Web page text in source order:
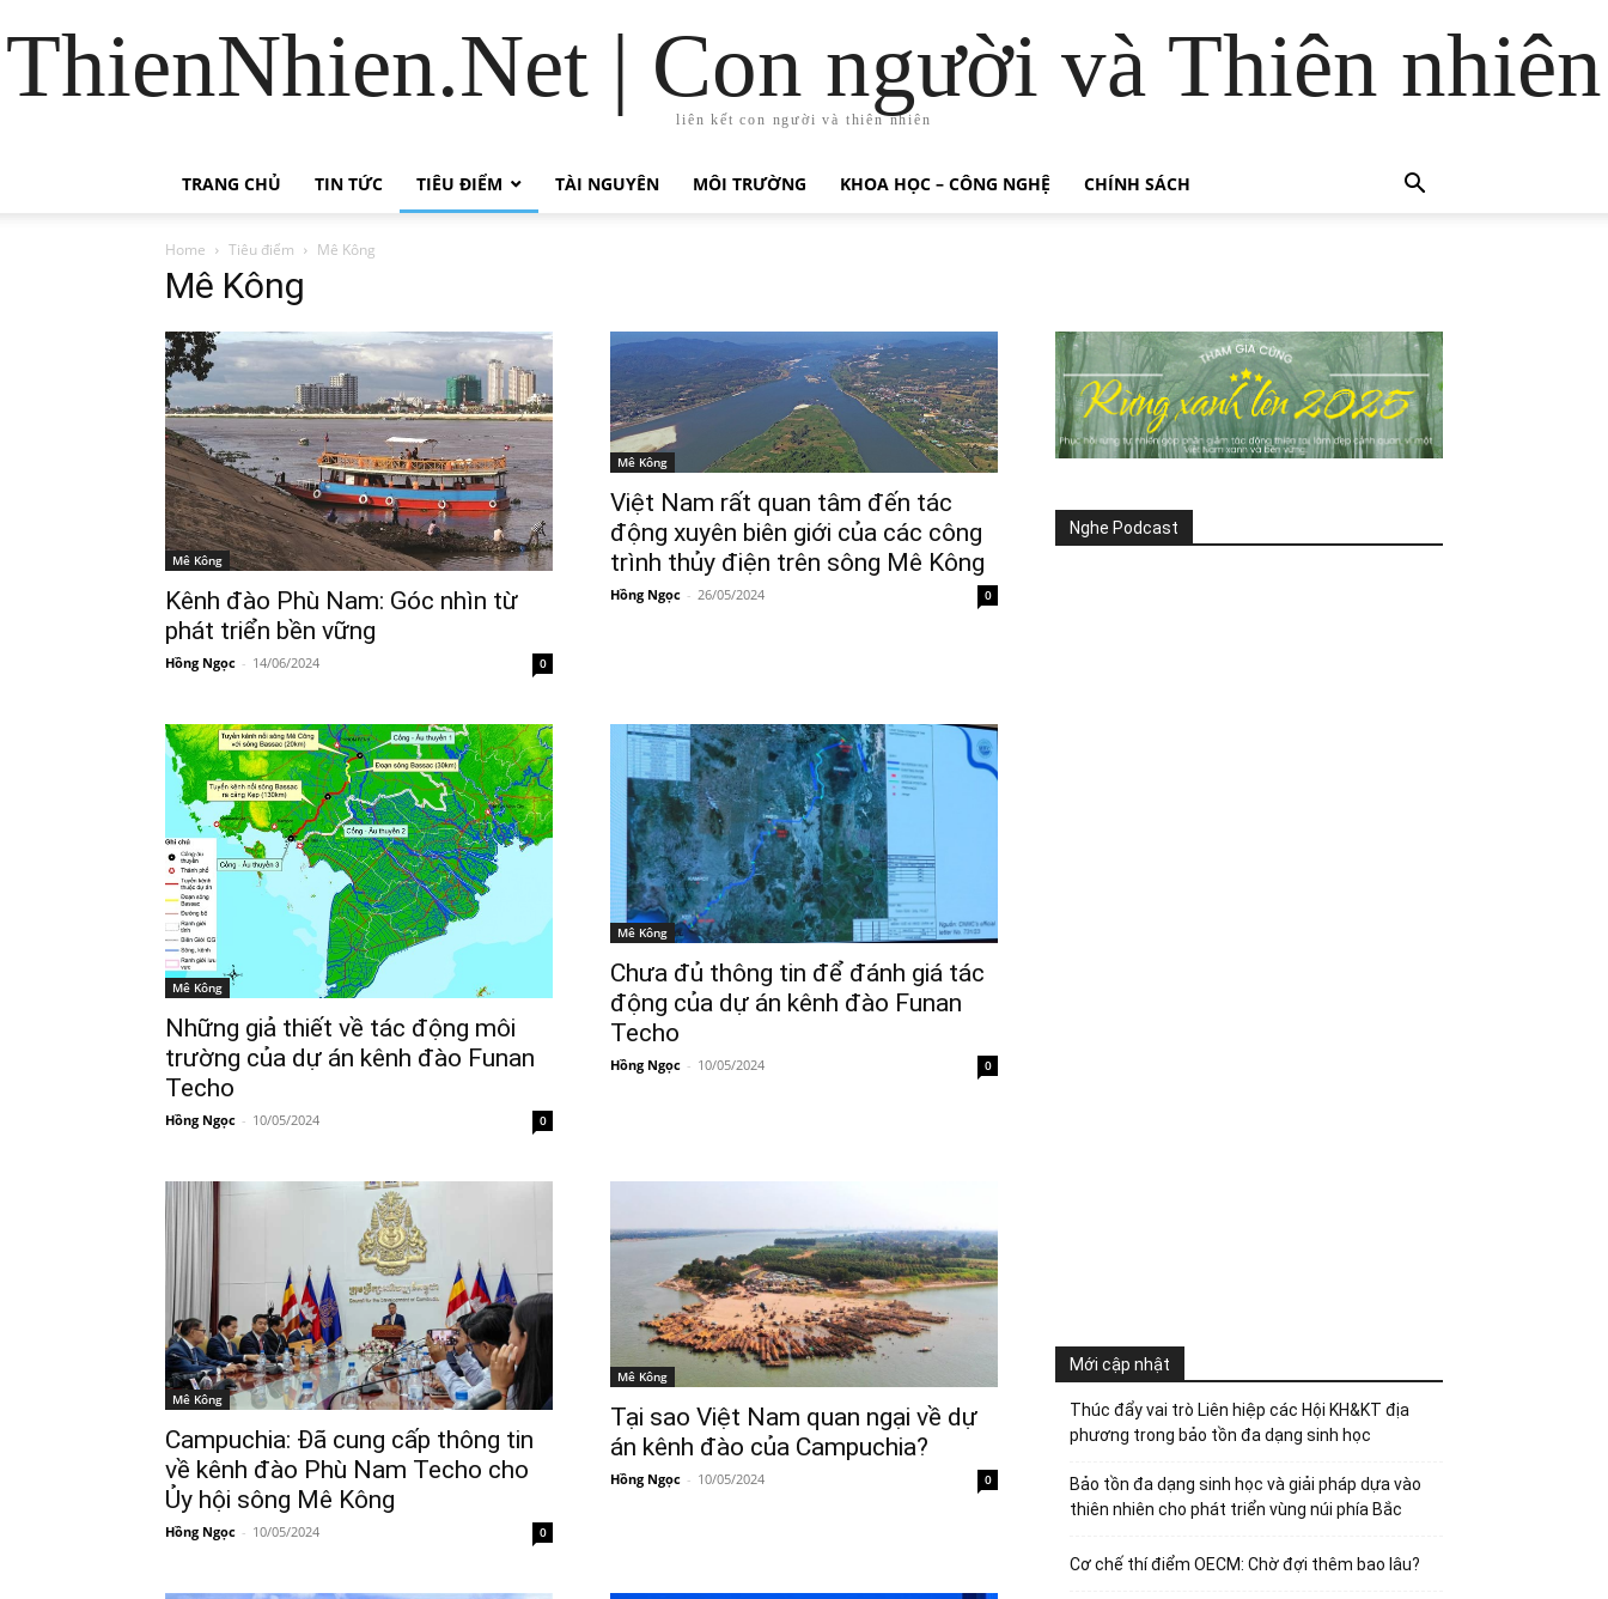
ThienNhien.Net | Con người và Thiên nhiên
liên kết con người và thiên nhiên
TRANG CHỦ TIN TỨC TIÊU ĐIỂM TÀI NGUYÊN MÔI TRƯỜNG KHOA HỌC – CÔNG NGHỆ CHÍNH SÁCH
Home Tiêu điểm Mê Kông
Mê Kông
Mê Kông
Kênh đào Phù Nam: Góc nhìn từ
phát triển bền vững
Hồng Ngọc - 14/06/2024 0
Mê Kông
Việt Nam rất quan tâm đến tác
động xuyên biên giới của các công
trình thủy điện trên sông Mê Kông
Hồng Ngọc - 26/05/2024 0
Mê Kông
Những giả thiết về tác động môi
trường của dự án kênh đào Funan
Techo
Hồng Ngọc - 10/05/2024 0
Mê Kông
Chưa đủ thông tin để đánh giá tác
động của dự án kênh đào Funan
Techo
Hồng Ngọc - 10/05/2024 0
Mê Kông
Campuchia: Đã cung cấp thông tin
về kênh đào Phù Nam Techo cho
Ủy hội sông Mê Kông
Hồng Ngọc - 10/05/2024 0
Mê Kông
Tại sao Việt Nam quan ngại về dự
án kênh đào của Campuchia?
Hồng Ngọc - 10/05/2024 0
Nghe Podcast
Mới cập nhật
Thúc đẩy vai trò Liên hiệp các Hội KH&KT địa
phương trong bảo tồn đa dạng sinh học
Bảo tồn đa dạng sinh học và giải pháp dựa vào
thiên nhiên cho phát triển vùng núi phía Bắc
Cơ chế thí điểm OECM: Chờ đợi thêm bao lâu?